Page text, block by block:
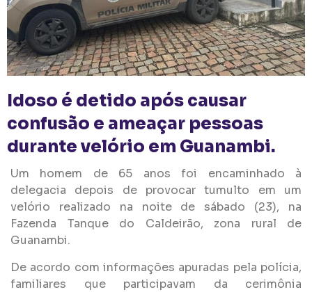
Idoso é detido após causar
confusão e ameaçar pessoas
durante velório em Guanambi.
Um homem de 65 anos foi encaminhado à
delegacia depois de provocar tumulto em um
velório realizado na noite de sábado (23), na
Fazenda Tanque do Caldeirão, zona rural de
Guanambi.
De acordo com informações apuradas pela polícia,
familiares que participavam da cerimônia